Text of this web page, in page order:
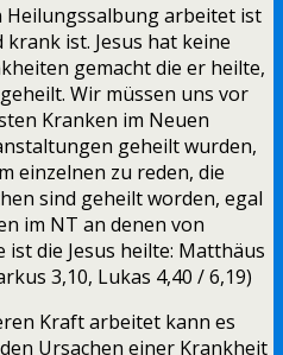
arbeitet ist
ist. Jesus hat keine
gemacht die er heilte,
Wir müssen uns vor
Kranken im Neuen
geheilt wurden,
einzelnen zu reden, die
sind geheilt worden, egal
im NT an denen von
ist die Jesus heilte: Matthäus
3,10, Lukas 4,40 / 6,19)
Kraft arbeitet kann es
Ursachen einer Krankheit